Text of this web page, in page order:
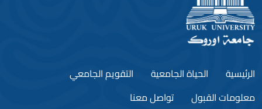
الرئيسية الحياة الجامعية
التقويم الجامعي
معلومات القبول
تواصل معنا